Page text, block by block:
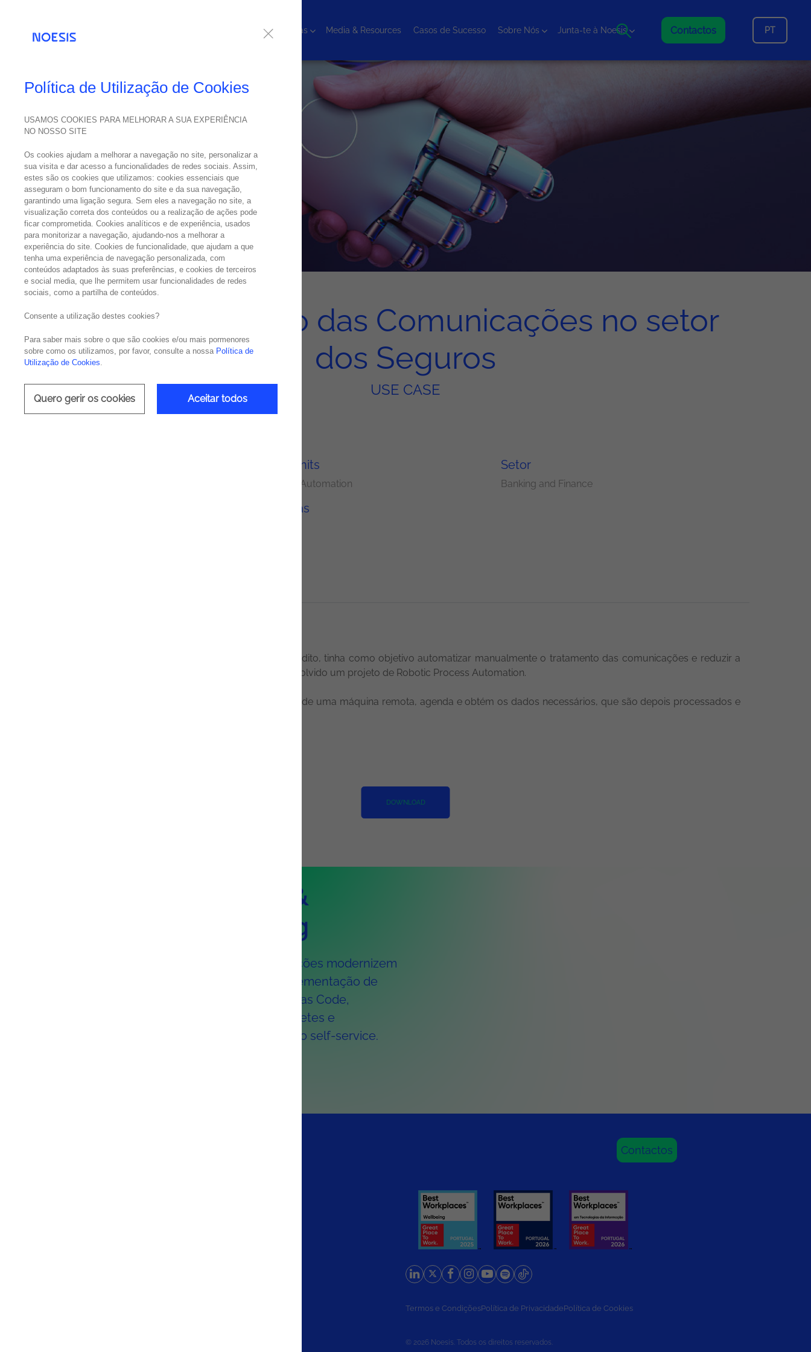
Tecnologias Media & Resources Casos de Sucesso Sobre Nós Junta-te à Noesis Contactos PT
Automatização das Comunicações no setor
dos Seguros
USE CASE
Delivery Units
DevOps and Automation
Setor
Banking and Finance
Tecnologias
O nosso cliente, uma companhia de seguros e crédito, tinha como objetivo automatizar manualmente o tratamento das comunicações e reduzir a
complexidade do processo, tendo a Noesis desenvolvido um projeto de Robotic Process Automation.
O RPA acede ao software do nosso cliente através de uma máquina remota, agenda e obtém os dados necessários, que são depois processados e
DOWNLOAD
Serviço de DevOps &
Platform Engineering
A nossa equipa permite que as organizações modernizem
as suas operações de TI através da implementação de
pipelines CI/CD robustos, Infrastructure as Code,
orquestração de containers com Kubernetes e
plataformas internas de desenvolvimento self-service.
Contactos
Termos e CondiçõesPolítica de PrivacidadePolítica de Cookies
© 2026 Noesis. Todos os direitos reservados.
Política de Utilização de Cookies
USAMOS COOKIES PARA MELHORAR A SUA EXPERIÊNCIA
NO NOSSO SITE
Os cookies ajudam a melhorar a navegação no site, personalizar a
sua visita e dar acesso a funcionalidades de redes sociais. Assim,
estes são os cookies que utilizamos: cookies essenciais que
asseguram o bom funcionamento do site e da sua navegação,
garantindo uma ligação segura. Sem eles a navegação no site, a
visualização correta dos conteúdos ou a realização de ações pode
ficar comprometida. Cookies analíticos e de experiência, usados
para monitorizar a navegação, ajudando-nos a melhorar a
experiência do site. Cookies de funcionalidade, que ajudam a que
tenha uma experiência de navegação personalizada, com
conteúdos adaptados às suas preferências, e cookies de terceiros
e social media, que lhe permitem usar funcionalidades de redes
sociais, como a partilha de conteúdos.
Consente a utilização destes cookies?
Para saber mais sobre o que são cookies e/ou mais pormenores
sobre como os utilizamos, por favor, consulte a nossa Política de
Utilização de Cookies.
Quero gerir os cookies Aceitar todos